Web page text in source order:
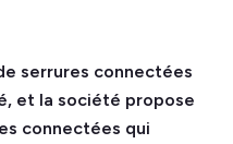
serrures connectées
et la société propose
connectées qui